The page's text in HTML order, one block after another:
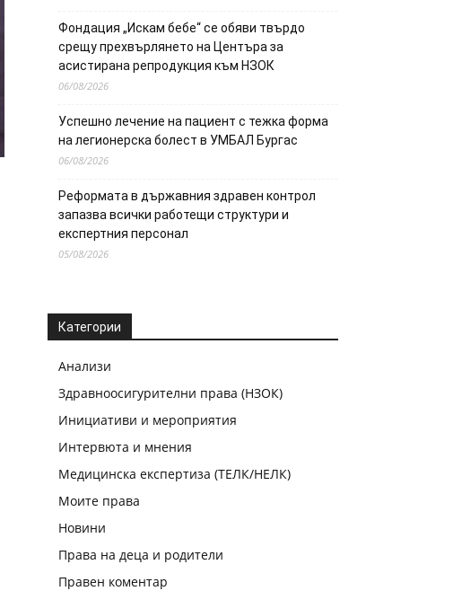
Фондация „Искам бебе“ се обяви твърдо
срещу прехвърлянето на Центъра за
асистирана репродукция към НЗОК
06/08/2026
Успешно лечение на пациент с тежка форма
на легионерска болест в УМБАЛ Бургас
06/08/2026
Реформата в държавния здравен контрол
запазва всички работещи структури и
експертния персонал
05/08/2026
Категории
Анализи
Здравноосигурителни права (НЗОК)
Инициативи и мероприятия
Интервюта и мнения
Медицинска експертиза (ТЕЛК/НЕЛК)
Моите права
Новини
Права на деца и родители
Правен коментар